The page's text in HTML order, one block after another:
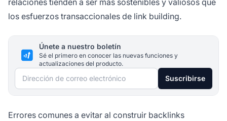
relaciones tienden a ser más sostenibles y valiosos que
los esfuerzos transaccionales de link building.
Únete a nuestro boletín
Sé el primero en conocer las nuevas funciones y
actualizaciones del producto.
Dirección de correo electrónico Suscribirse
Errores comunes a evitar al construir backlinks